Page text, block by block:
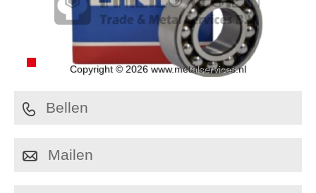
Copyright © 2026 www.metalservices.nl
Bellen
Mailen